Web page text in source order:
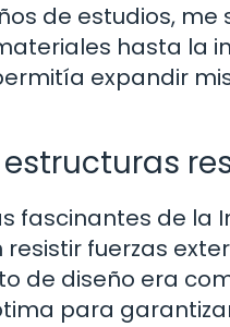
de estudios,
hasta la
expandir
fascinantes de la
fuerzas
de diseño era
para